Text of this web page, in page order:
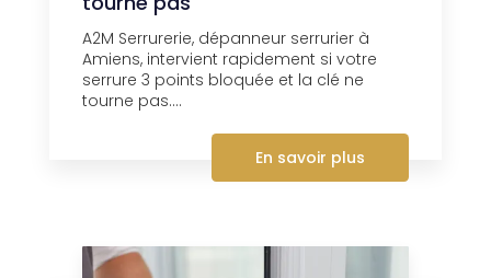
A2M Serrurerie, dépanneur serrurier à
Amiens, intervient rapidement si votre
serrure 3 points bloquée et la clé ne
tourne pas....
En savoir plus